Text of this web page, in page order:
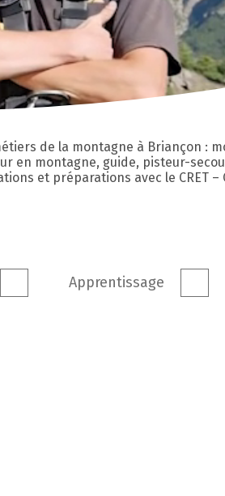
de la montagne à Briançon :
en montagne, guide, pisteur-
et préparations avec le CRET –
Apprentissage